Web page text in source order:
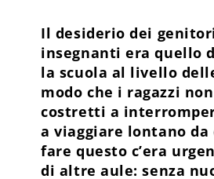
Il desiderio dei
insegnanti era quello
la scuola al livello
modo che i ragazzi
costretti a
a viaggiare lontano da
fare questo c’era
di altre aule: senza